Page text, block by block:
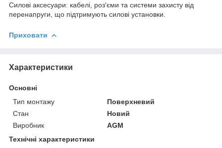
Силові аксесуари: кабелі, роз'єми та системи захисту від
перенапруги, що підтримують силові установки.
Приховати
Характеристики
Основні
Тип монтажу
Поверхневий
Стан
Новий
Виробник
AGM
Технічні характеристики